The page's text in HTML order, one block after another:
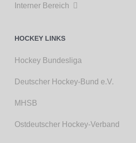
Interner Bereich

HOCKEY LINKS
Hockey Bundesliga
Deutscher Hockey-Bund e.V.
MHSB
Ostdeutscher Hockey-Verband